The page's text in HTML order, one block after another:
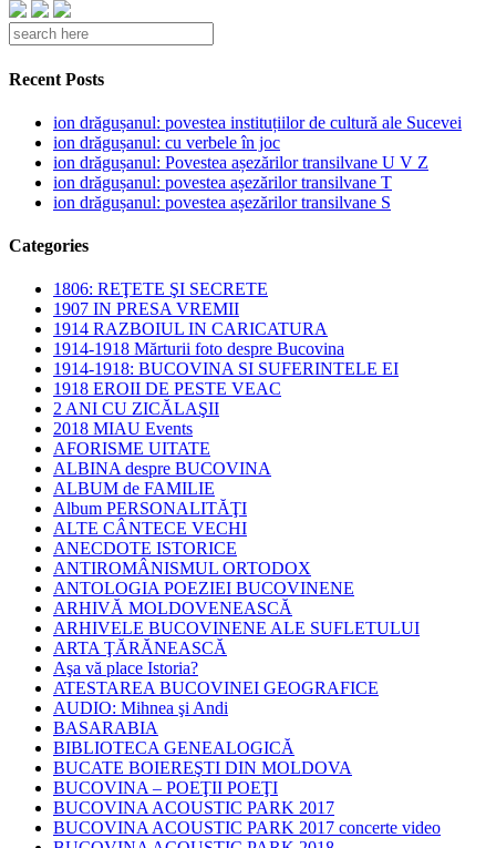
Recent Posts
ion drăgușanul: povestea instituțiilor de cultură ale Sucevei
ion drăgușanul: cu verbele în joc
ion drăgușanul: Povestea așezărilor transilvane U V Z
ion drăgușanul: povestea așezărilor transilvane T
ion drăgușanul: povestea așezărilor transilvane S
Categories
1806: REŢETE ŞI SECRETE
1907 IN PRESA VREMII
1914 RAZBOIUL IN CARICATURA
1914-1918 Mărturii foto despre Bucovina
1914-1918: BUCOVINA SI SUFERINTELE EI
1918 EROII DE PESTE VEAC
2 ANI CU ZICĂLAŞII
2018 MIAU Events
AFORISME UITATE
ALBINA despre BUCOVINA
ALBUM de FAMILIE
Album PERSONALITĂŢI
ALTE CÂNTECE VECHI
ANECDOTE ISTORICE
ANTIROMÂNISMUL ORTODOX
ANTOLOGIA POEZIEI BUCOVINENE
ARHIVĂ MOLDOVENEASCĂ
ARHIVELE BUCOVINENE ALE SUFLETULUI
ARTA ŢĂRĂNEASCĂ
Aşa vă place Istoria?
ATESTAREA BUCOVINEI GEOGRAFICE
AUDIO: Mihnea şi Andi
BASARABIA
BIBLIOTECA GENEALOGICĂ
BUCATE BOIEREŞTI DIN MOLDOVA
BUCOVINA – POEŢII POEŢI
BUCOVINA ACOUSTIC PARK 2017
BUCOVINA ACOUSTIC PARK 2017 concerte video